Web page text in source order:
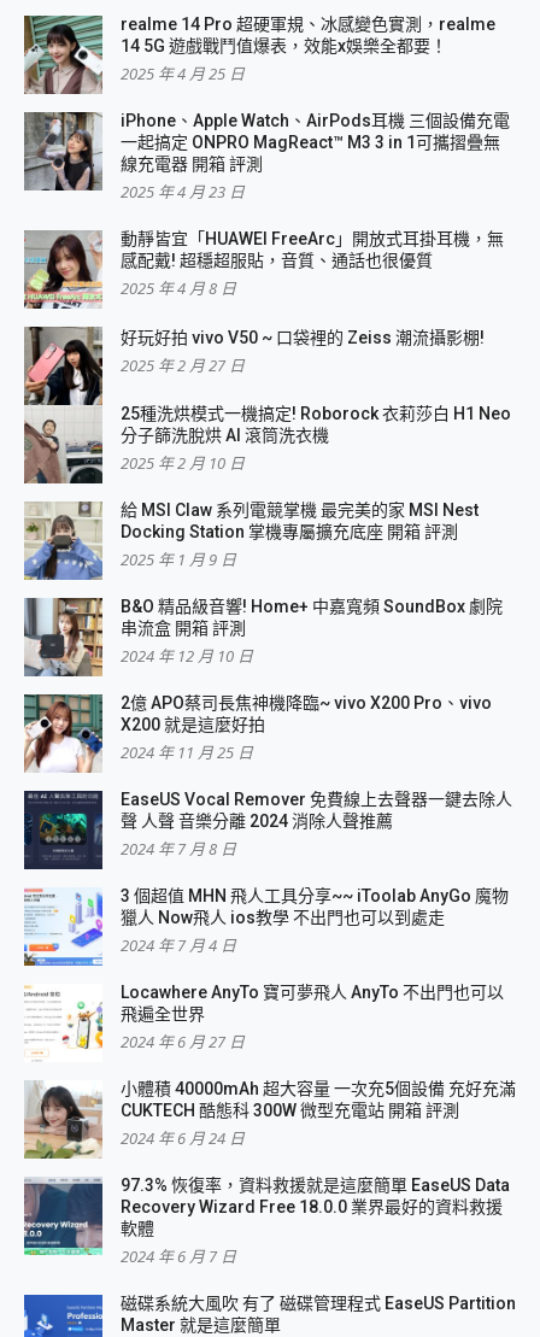
realme 14 Pro 超硬軍規、冰感變色實測，realme
14 5G 遊戲戰鬥值爆表，效能x娛樂全都要！
2025 年 4 月 25 日
iPhone、Apple Watch、AirPods耳機 三個設備充電
一起搞定 ONPRO MagReact™ M3 3 in 1可攜摺疊無
線充電器 開箱 評測
2025 年 4 月 23 日
動靜皆宜「HUAWEI FreeArc」開放式耳掛耳機，無
感配戴! 超穩超服貼，音質、通話也很優質
2025 年 4 月 8 日
好玩好拍 vivo V50 ~ 口袋裡的 Zeiss 潮流攝影棚!
2025 年 2 月 27 日
25種洗烘模式一機搞定! Roborock 衣莉莎白 H1 Neo
分子篩洗脫烘 AI 滾筒洗衣機
2025 年 2 月 10 日
給 MSI Claw 系列電競掌機 最完美的家 MSI Nest
Docking Station 掌機專屬擴充底座 開箱 評測
2025 年 1 月 9 日
B&O 精品級音響! Home+ 中嘉寬頻 SoundBox 劇院
串流盒 開箱 評測
2024 年 12 月 10 日
2億 APO蔡司長焦神機降臨~ vivo X200 Pro、vivo
X200 就是這麼好拍
2024 年 11 月 25 日
EaseUS Vocal Remover 免費線上去聲器一鍵去除人
聲 人聲 音樂分離 2024 消除人聲推薦
2024 年 7 月 8 日
3 個超值 MHN 飛人工具分享~~ iToolab AnyGo 魔物
獵人 Now飛人 ios教學 不出門也可以到處走
2024 年 7 月 4 日
Locawhere AnyTo 寶可夢飛人 AnyTo 不出門也可以
飛遍全世界
2024 年 6 月 27 日
小體積 40000mAh 超大容量 一次充5個設備 充好充滿
CUKTECH 酷態科 300W 微型充電站 開箱 評測
2024 年 6 月 24 日
97.3% 恢復率，資料救援就是這麼簡單 EaseUS Data
Recovery Wizard Free 18.0.0 業界最好的資料救援
軟體
2024 年 6 月 7 日
磁碟系統大風吹 有了 磁碟管理程式 EaseUS Partition
Master 就是這麼簡單